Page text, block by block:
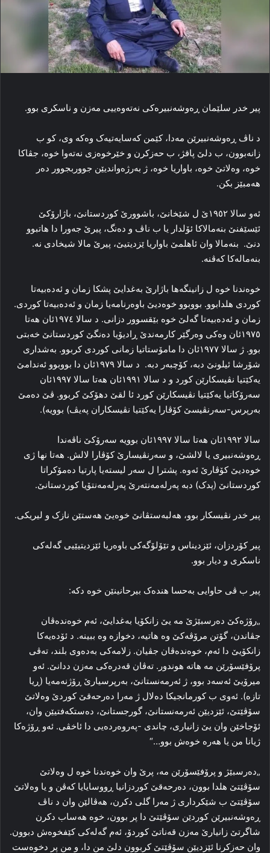
پیر خدر سلێمان ڕه‌وشه‌نبیره‌کی نه‌ته‌وەییی مەزن و ناسکری بوو.
د ناڤ ڕه‌وشه‌نبیرێن مه‌دا، کێمن که‌سایه‌تیەک وه‌که‌ وی، کو ب
زانه‌بوون، ب دلێ پاقژ، ب حەزکرن و خێرخوه‌زی نه‌ته‌وا خوه‌، جڤاکا
خوه‌، وه‌لاتێ خوه‌، باواریا خوه‌، ژ به‌رژه‌واندیێن جووربجوور ده‌ر
هه‌مبێز بکن.
ئه‌و سالا ١٩٥٢ێ ل شێخانێ، باشوورێ کوردستانێ، باژارۆکێ
ئێسێفنێ بنه‌مالاکا ئۆلدار یا ب ناڤ و ده‌نگ، پیرێ جه‌ورا دا هاتبوو
دنێ. بنه‌مالا وان ئاهلمێ باواریا ێزدیتیێ، پیرێ مالا شیخادی نه‌.
بنه‌ماله‌کا که‌ڤنه‌.
خوه‌ندنا خوه‌ ل زانینگەها باژارێ به‌غدایێ پشکا زمان و ئه‌ده‌بیه‌تا
کوردی هلدابوو. بووبوو خوه‌دیێ باوه‌رنامه‌یا زمان و ئه‌ده‌بیه‌تا کوردی.
زمان و ئه‌ده‌بیه‌تا گه‌لێ خوه‌ بێقسوور دزانی. د سالا ۱۹۷٤ئان هه‌تا
۱۹۷٥ئان وه‌کی وه‌رگێر کارمه‌ندێ ڕادیۆیا ده‌نگێ کوردستانێ خه‌بتی
بوو. ژ سالا ۱۹۷۷ئان دا مامۆستاتیا زمانی کوردی کربوو. به‌شداری
شۆرشا ئیلونێ دبه‌، کۆچبه‌ر دبه‌. د سالا ۱۹۷۹ئان دا بووبوو ئه‌ندامێ
یه‌کێتیا نڤیسکارێن کورد و د سالا ۱۹۹۱ئان هه‌تا سالا ۱۹۹۷ئان
سه‌رۆکاتیا یه‌کێتیا نڤیسکارێن کورد ئا لقێ دهۆکێ کربوو. ڤێ ده‌مێ
به‌رپرس-سه‌رنڤیسێ کۆڤارا یه‌کێتیا نڤیسکاران په‌یڤ) بوویه‌).
سالا ۱۹۹۲ئان هه‌تا سالا ۱۹۹۷ئان بوویه‌ سه‌رۆکێ ناڤه‌ندا
ڕه‌وشه‌نبیری یا لالشێ، و سه‌رنڤیسارێ کۆڤارا لالش. هه‌تا نها ژی
خوه‌دیێ کۆڤارێ ئه‌وه‌. پشترا ل سه‌ر لیستەیا پارتیا ده‌مۆکراتا
کوردستانێ (پدک) دبه‌ پەرله‌مه‌نته‌رێ پەرله‌مه‌نتۆیا کوردستانێ.
پیر خدر نڤیسکار بوو، هه‌لبه‌ستڤانێ خوه‌یێ هه‌ستێن نازک و لیریکی.
پیر کۆردزان، ئێزدیناس و تێۆلۆگه‌کی باوەریا ئێزدیتیێیی گه‌له‌کی
ناسکری و دیار بوو.
پیر ب ڤی حاوایی بەحسا هندەک بیرحانینێن خوە دکە:
„رۆژه‌کێ ده‌رسبێژێ مه‌ یێ زانکۆیا به‌غدایێ، ئه‌م خوه‌نده‌ڤان
جڤاندن، گۆتن مرۆڤەکێ وه‌ هاتیه‌، دخوازه‌ وه‌ ببینه‌. د ئۆده‌یه‌کا
زانکۆیێ دا ئه‌م، خوه‌نده‌ڤان جڤیان. زلامه‌کی به‌ده‌وی بلند، ته‌ڤی
پرۆفێسۆرێن مه‌ هاته‌ هوندور. ته‌ڤان قه‌دره‌کی مه‌زن ددانێ. ئه‌و
میرۆیێ ئه‌سه‌د بوو، ژ ئه‌رمه‌نستانێ، به‌رپرسیارێ ڕۆژنه‌مەیا (ڕیا
تازه‌). ئه‌وی ب کورمانجیکا ده‌لال ژ مه‌را ده‌رحه‌قێ کوردێ وه‌لاتێ
سۆڤێتێ، ئێزدیێن ئه‌رمه‌نستانێ، گورجستانێ، دەستکەفتیێن وان،
ئۆجاخێن وان یێ زانیاری، چاندی -په‌روه‌رده‌یی دا ئاخڤی. ئه‌و ڕۆژه‌کا
ژیانا من یا هه‌ره‌ خوه‌ش بوو…“
„ده‌رسبێژ و پرۆفێسۆرێن مه‌، پرێ وان خوه‌ندنا خوه‌ ل وه‌لاتێ
سۆڤێتێ هلدا بوون، ده‌رحه‌قێ کوردزانیا ڕووسایایا که‌ڤن و یا وه‌لاتێ
سۆڤێتێ ب شێکرداری ژ مه‌را گلی دکرن، هه‌ڤالێن وان د ناڤ
ڕه‌وشه‌نبیرێن کوردێن سۆڤێتێ دا پر بوون، خوه‌ هه‌ساب دکرن
شاگرتێ زانیارێ مه‌زن قەناتێ کوردۆ، ئه‌م گه‌له‌کی کێفخوه‌ش دبوون.
وان حەزکرنا ئێزدیێن سۆڤێتێ کربوون دلێ من دا، و من پر دخوه‌ست